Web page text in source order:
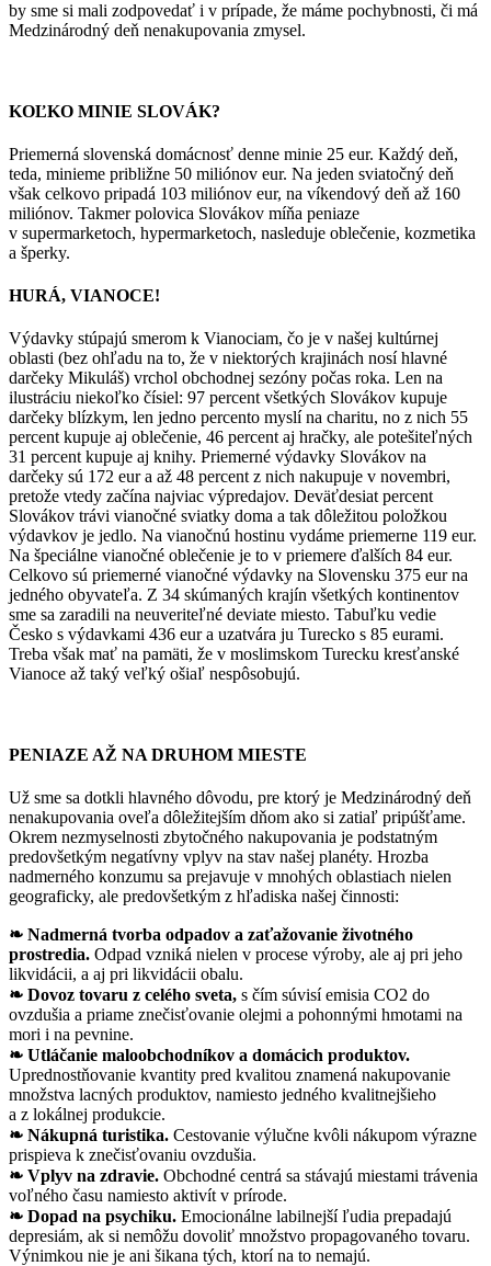
by sme si mali zodpovedať i v prípade, že máme pochybnosti, či má
Medzinárodný deň nenakupovania zmysel.
KOĽKO MINIE SLOVÁK?
Priemerná slovenská domácnosť denne minie 25 eur. Každý deň,
teda, minieme približne 50 miliónov eur. Na jeden sviatočný deň
však celkovo pripadá 103 miliónov eur, na víkendový deň až 160
miliónov. Takmer polovica Slovákov míňa peniaze
v supermarketoch, hypermarketoch, nasleduje oblečenie, kozmetika
a šperky.
HURÁ, VIANOCE!
Výdavky stúpajú smerom k Vianociam, čo je v našej kultúrnej
oblasti (bez ohľadu na to, že v niektorých krajinách nosí hlavné
darčeky Mikuláš) vrchol obchodnej sezóny počas roka. Len na
ilustráciu niekoľko čísiel: 97 percent všetkých Slovákov kupuje
darčeky blízkym, len jedno percento myslí na charitu, no z nich 55
percent kupuje aj oblečenie, 46 percent aj hračky, ale potešiteľných
31 percent kupuje aj knihy. Priemerné výdavky Slovákov na
darčeky sú 172 eur a až 48 percent z nich nakupuje v novembri,
pretože vtedy začína najviac výpredajov. Deväťdesiat percent
Slovákov trávi vianočné sviatky doma a tak dôležitou položkou
výdavkov je jedlo. Na vianočnú hostinu vydáme priemerne 119 eur.
Na špeciálne vianočné oblečenie je to v priemere ďalších 84 eur.
Celkovo sú priemerné vianočné výdavky na Slovensku 375 eur na
jedného obyvateľa. Z 34 skúmaných krajín všetkých kontinentov
sme sa zaradili na neuveriteľné deviate miesto. Tabuľku vedie
Česko s výdavkami 436 eur a uzatvára ju Turecko s 85 eurami.
Treba však mať na pamäti, že v moslimskom Turecku kresťanské
Vianoce až taký veľký ošiaľ nespôsobujú.
PENIAZE AŽ NA DRUHOM MIESTE
Už sme sa dotkli hlavného dôvodu, pre ktorý je Medzinárodný deň
nenakupovania oveľa dôležitejším dňom ako si zatiaľ pripúšťame.
Okrem nezmyselnosti zbytočného nakupovania je podstatným
predovšetkým negatívny vplyv na stav našej planéty. Hrozba
nadmerného konzumu sa prejavuje v mnohých oblastiach nielen
geograficky, ale predovšetkým z hľadiska našej činnosti:
❧ Nadmerná tvorba odpadov a zaťažovanie životného
prostredia. Odpad vzniká nielen v procese výroby, ale aj pri jeho
likvidácii, a aj pri likvidácii obalu.
❧ Dovoz tovaru z celého sveta, s čím súvisí emisia CO2 do
ovzdušia a priame znečisťovanie olejmi a pohonnými hmotami na
mori i na pevnine.
❧ Utláčanie maloobchodníkov a domácich produktov.
Uprednostňovanie kvantity pred kvalitou znamená nakupovanie
množstva lacných produktov, namiesto jedného kvalitnejšieho
a z lokálnej produkcie.
❧ Nákupná turistika. Cestovanie výlučne kvôli nákupom výrazne
prispieva k znečisťovaniu ovzdušia.
❧ Vplyv na zdravie. Obchodné centrá sa stávajú miestami trávenia
voľného času namiesto aktivít v prírode.
❧ Dopad na psychiku. Emocionálne labilnejší ľudia prepadajú
depresiám, ak si nemôžu dovoliť množstvo propagovaného tovaru.
Výnimkou nie je ani šikana tých, ktorí na to nemajú.